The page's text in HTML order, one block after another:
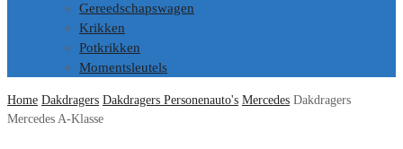
Gereedschapswagen
Krikken
Potkrikken
Momentsleutels
Home Dakdragers Dakdragers Personenauto's Mercedes Dakdragers
Mercedes A-Klasse